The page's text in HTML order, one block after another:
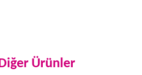
Diğer Ürünler